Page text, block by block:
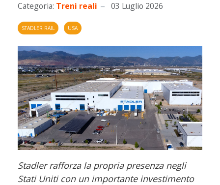
Categoria: Treni reali 03 Luglio 2026
STADLER RAIL USA
Stadler rafforza la propria presenza negli
Stati Uniti con un importante investimento